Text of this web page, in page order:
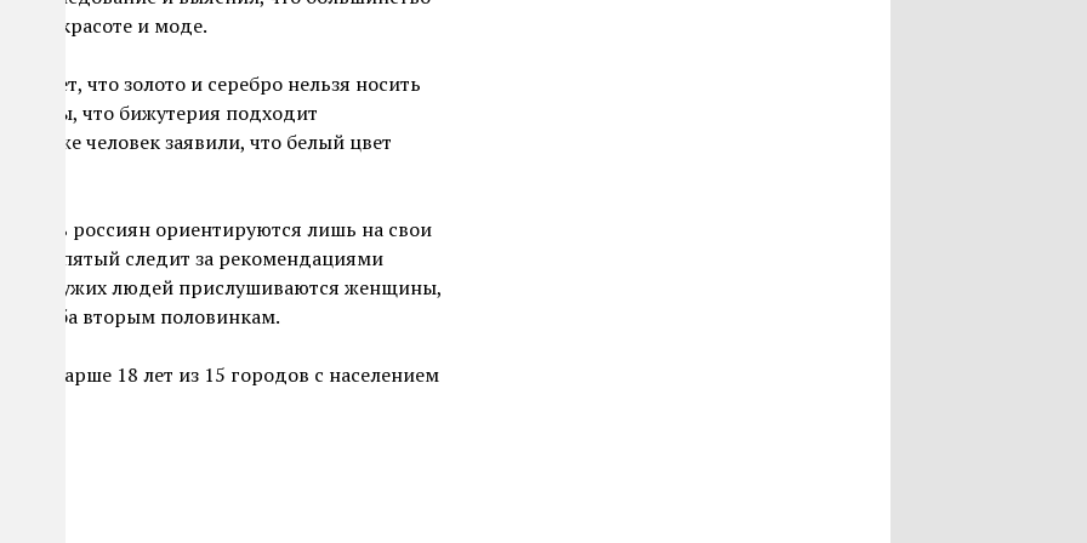
о красоте и моде.
что золото и серебро нельзя носить
что бижутерия подходит
же человек заявили, что белый цвет
треть россиян ориентируются лишь на свои
пятый следит за рекомендациями
чужих людей прислушиваются женщины,
вторым половинкам.
старше 18 лет из 15 городов с населением